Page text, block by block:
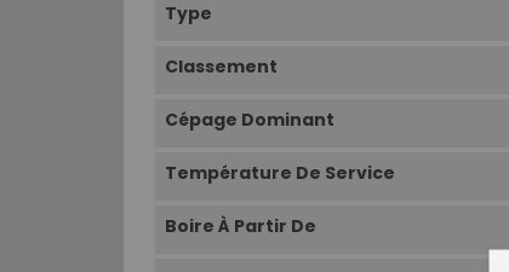
Type
Classement
Cépage Dominant
Température De Service
Boire À Partir De